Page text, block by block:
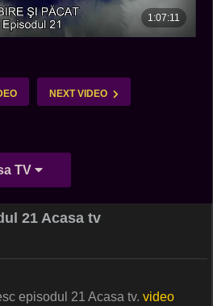
NEXT VIDEO
TV
21 Acasa tv
episodul 21 Acasa tv. video